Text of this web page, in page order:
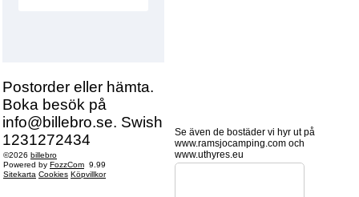
Postorder eller hämta.
Boka besök på
info@billebro.se. Swish
1231272434
©2026 billebro
Powered by FozzCom 9.99
Sitekarta Cookies Köpvillkor
Se även de bostäder vi hyr ut på
www.ramsjocamping.com och
www.uthyres.eu